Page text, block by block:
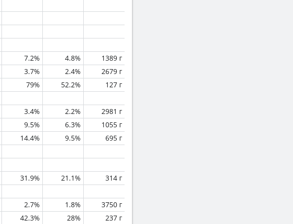
7.2% 4.8%
1389 г
3.7% 2.4%
2679 г
79% 52.2%
127 г
3.4% 2.2%
2981 г
9.5% 6.3%
1055 г
14.4% 9.5%
695 г
31.9% 21.1%
314 г
2.7% 1.8%
3750 г
42.3% 28%
237 г